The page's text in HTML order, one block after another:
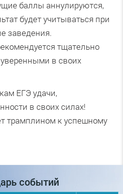
баллы аннулируются,
будет учитываться при
заведения.
тщательно
в своих
ЕГЭ удачи,
в своих силах!
трамплином к успешному
событий